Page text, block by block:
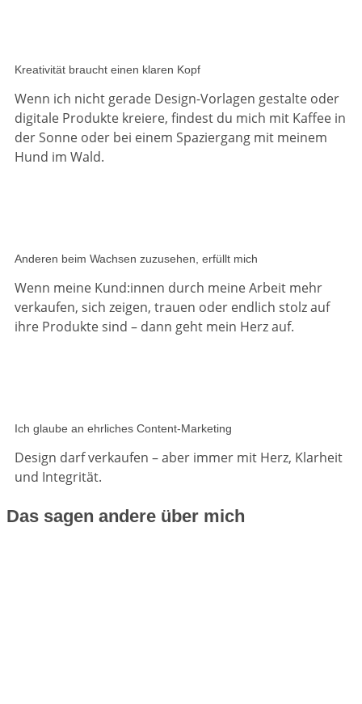
Kreativität braucht einen klaren Kopf
Wenn ich nicht gerade Design-Vorlagen gestalte oder
digitale Produkte kreiere, findest du mich mit Kaffee in
der Sonne oder bei einem Spaziergang mit meinem
Hund im Wald.
Anderen beim Wachsen zuzusehen, erfüllt mich
Wenn meine Kund:innen durch meine Arbeit mehr
verkaufen, sich zeigen, trauen oder endlich stolz auf
ihre Produkte sind – dann geht mein Herz auf.
Ich glaube an ehrliches Content-Marketing
Design darf verkaufen – aber immer mit Herz, Klarheit
und Integrität.
Das sagen andere über mich